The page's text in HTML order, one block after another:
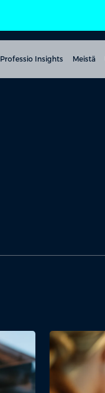
Professio Insights Meistä